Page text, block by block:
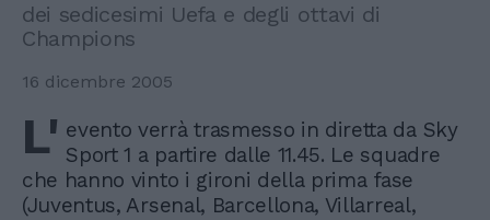
dei sedicesimi Uefa e degli ottavi di
Champions
16 dicembre 2005
L' evento verrà trasmesso in diretta da Sky
Sport 1 a partire dalle 11.45. Le squadre
che hanno vinto i gironi della prima fase
(Juventus, Arsenal, Barcellona, Villarreal,